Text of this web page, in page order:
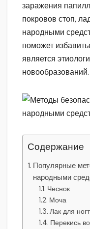
заражения
покровов стоп,
народными
поможет
является
новообразований.
Содержание
Популярные
народными
Чеснок
Моча
Лак для
Перекись